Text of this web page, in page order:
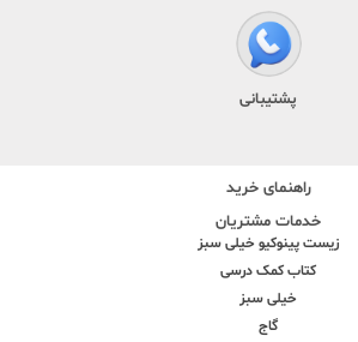
پشتیبانی
راهنمای خرید
خدمات مشتریان
زیست پینوکیو خیلی سبز
کتاب کمک درسی
خیلی سبز
گاج